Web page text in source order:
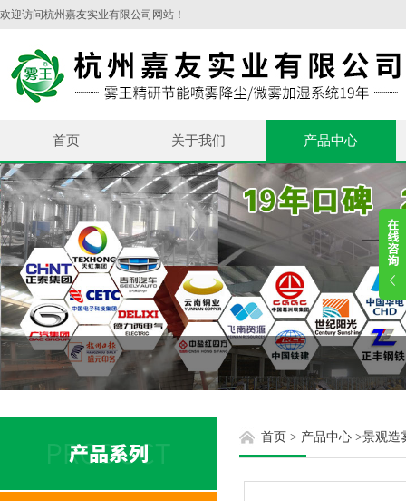
欢迎访问杭州嘉友实业有限公司网站！
首页 关于我们 产品中心
首页 > 产品中心 >景观造